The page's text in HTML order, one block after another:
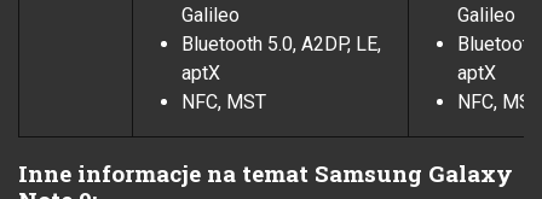
Galileo
Bluetooth 5.0, A2DP, LE,
aptX
NFC, MST
Galileo
Bluetooth
aptX
NFC, MST
Inne informacje na temat Samsung Galaxy